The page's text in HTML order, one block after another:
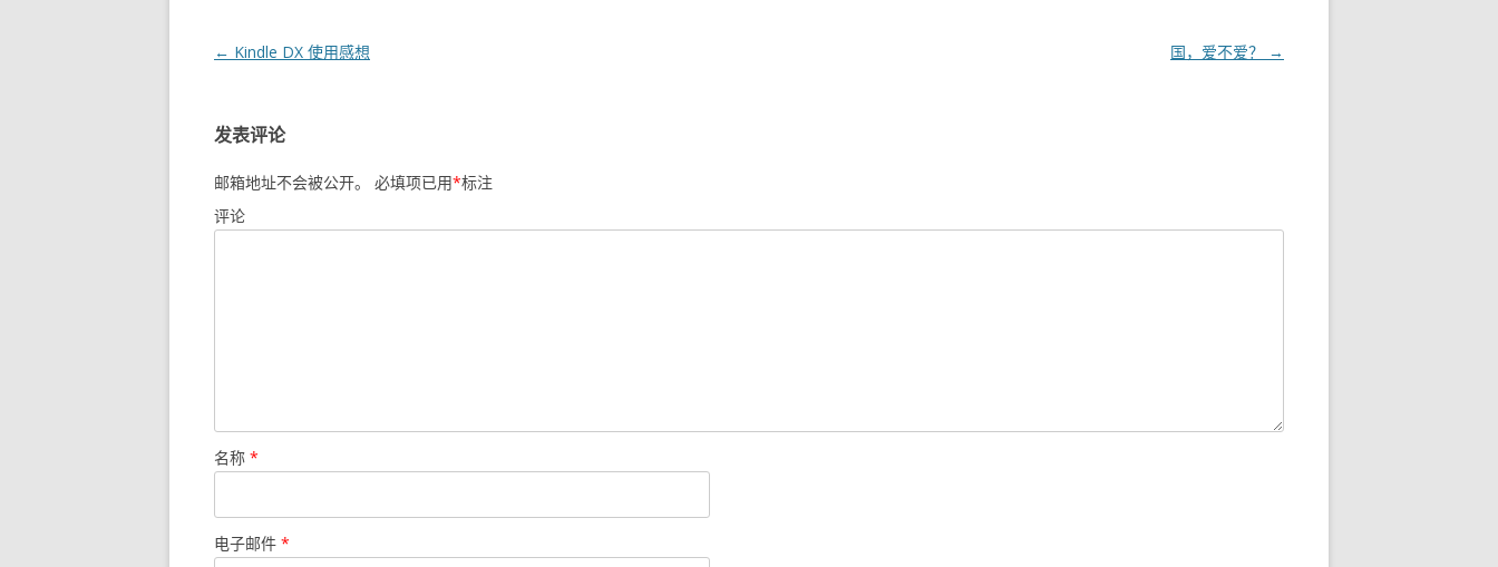
文章导航
← Kindle DX 使用感想 国，爱不爱？ →
发表评论
邮箱地址不会被公开。 必填项已用*标注
评论
名称 *
电子邮件 *